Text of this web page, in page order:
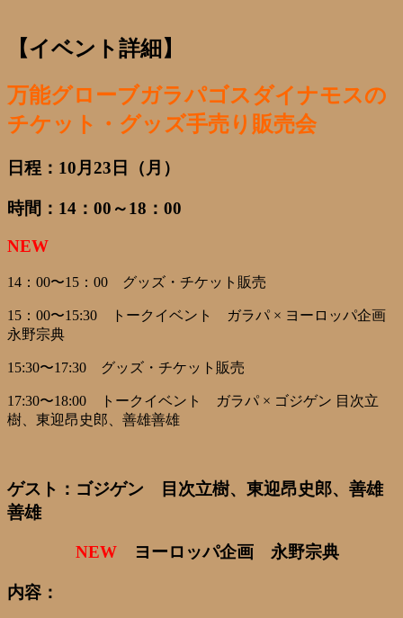
【イベント詳細】
万能グローブガラパゴスダイナモスの
チケット・グッズ手売り販売会
日程 ：10月23日（月）
時間 ：14：00～18：00
NEW
14：00〜15：00 グッズ・チケット販売
15：00〜15:30 トークイベント ガラパ × ヨーロッパ企画
永野宗典
15:30〜17:30 グッズ・チケット販売
17:30〜18:00 トークイベント ガラパ × ゴジゲン 目次立
樹、東迎昂史郎、善雄善雄
ゲスト ：ゴジゲン 目次立樹、東迎昂史郎、善雄
善雄
NEW ヨーロッパ企画 永野宗典
内容 ：